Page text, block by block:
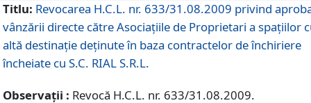
Titlu: Revocarea H.C.L. nr. 633/31.08.2009 privind
vânzării directe către Asociațiile de Proprietari a spațiilor
altă destinație deținute în baza contractelor de închiriere
încheiate cu S.C. RIAL S.R.L.
Observații : Revocă H.C.L. nr. 633/31.08.2009.